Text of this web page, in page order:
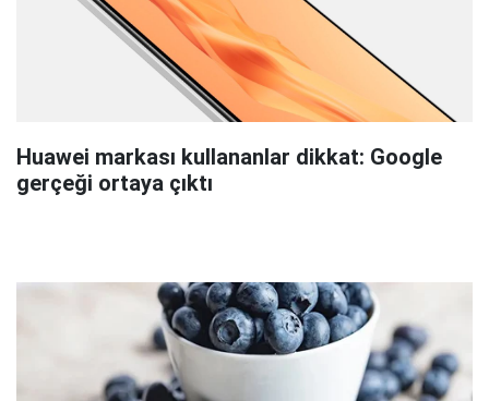
Huawei markası kullananlar dikkat: Google
gerçeği ortaya çıktı